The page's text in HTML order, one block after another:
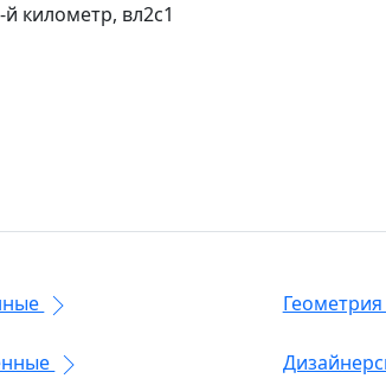
километр, вл2с1
Геометрия